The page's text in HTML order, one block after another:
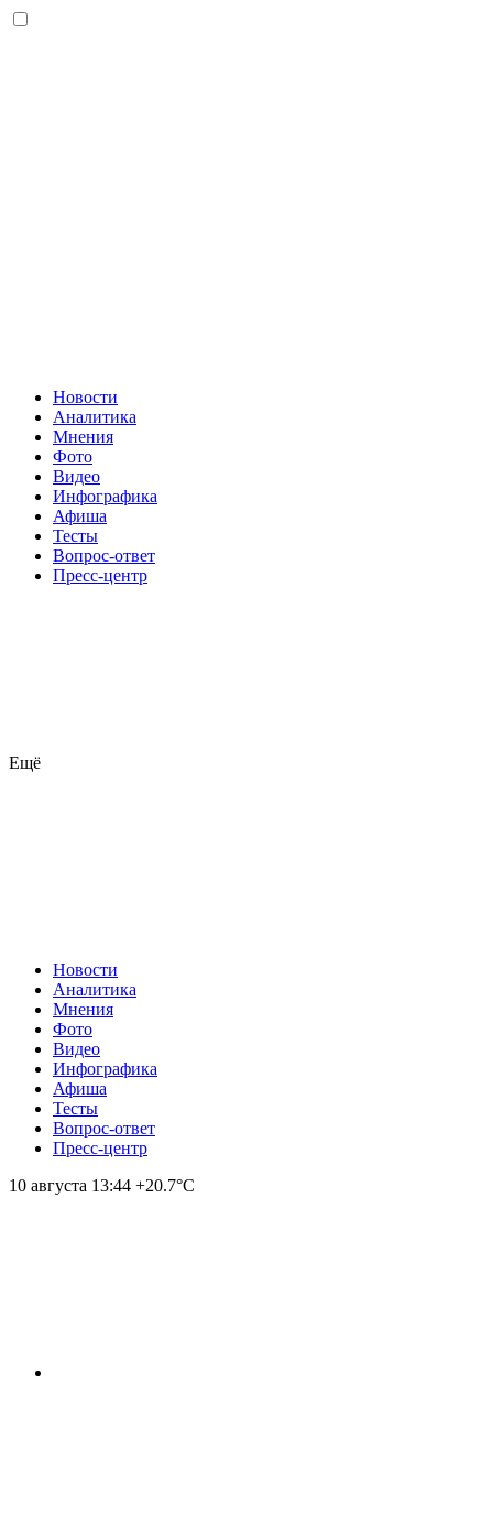
Новости
Аналитика
Мнения
Фото
Видео
Инфографика
Афиша
Тесты
Вопрос-ответ
Пресс-центр
Ещё
Новости
Аналитика
Мнения
Фото
Видео
Инфографика
Афиша
Тесты
Вопрос-ответ
Пресс-центр
10 августа 13:44 +20.7°С